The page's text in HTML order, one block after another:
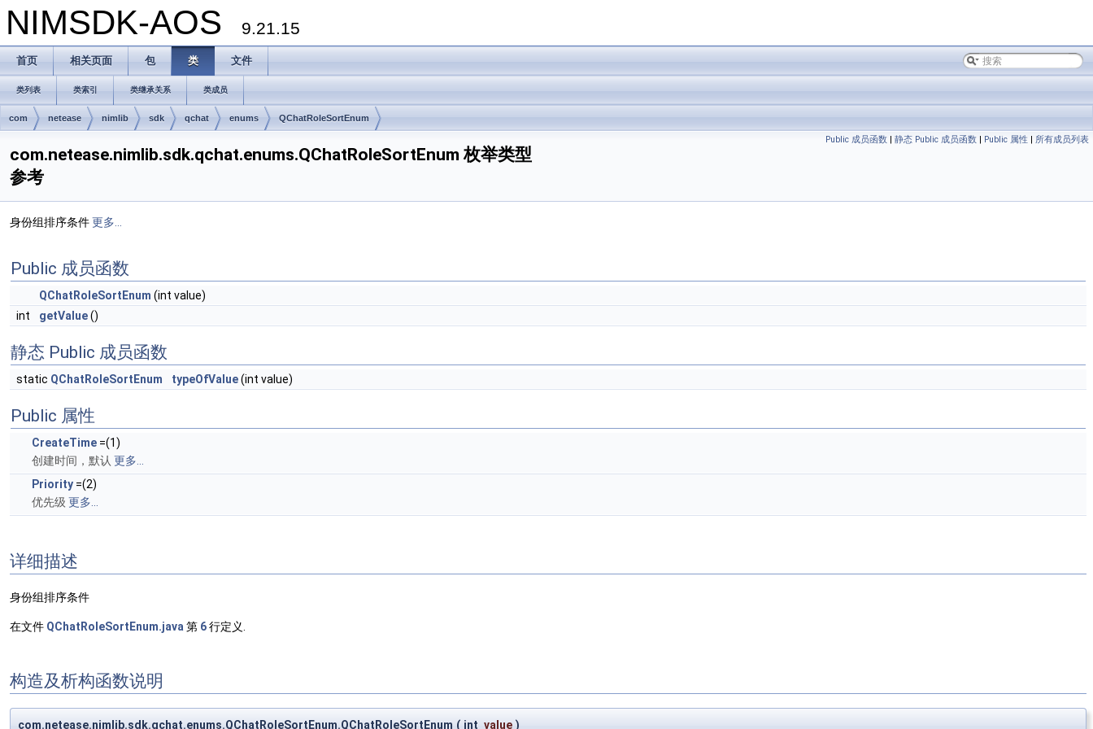
NIMSDK-AOS 9.21.15
首页 相关页面 包 类 文件
类列表 类索引 类继承关系 类成员
com netease nimlib sdk qchat enums QChatRoleSortEnum
Public 成员函数 | 静态 Public 成员函数 | Public 属性 | 所有成员列表
com.netease.nimlib.sdk.qchat.enums.QChatRoleSortEnum 枚举类型
参考
身份组排序条件更多...
Public 成员函数
QChatRoleSortEnum (int value)
int
getValue()
静态 Public 成员函数
static QChatRoleSortEnum typeOfValue(int value)
Public 属性
CreateTime =(1)
创建时间，默认 更多...
Priority =(2)
优先级 更多...
详细描述
身份组排序条件
在文件 QChatRoleSortEnum.java 第 6行定义.
构造及析构函数说明
com.netease.nimlib.sdk.qchat.enums.QChatRoleSortEnum.QChatRoleSortEnum ( int value )